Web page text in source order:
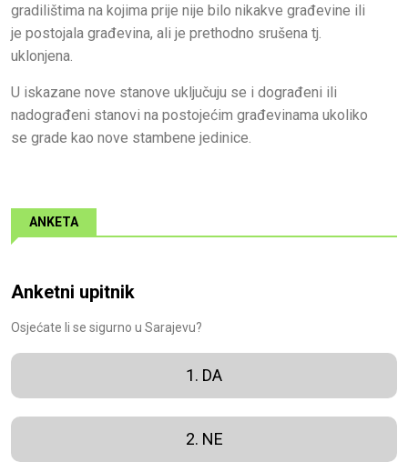
gradilištima na kojima prije nije bilo nikakve građevine ili
je postojala građevina, ali je prethodno srušena tj.
uklonjena.
U iskazane nove stanove uključuju se i dograđeni ili
nadograđeni stanovi na postojećim građevinama ukoliko
se grade kao nove stambene jedinice.
ANKETA
Anketni upitnik
Osjećate li se sigurno u Sarajevu?
1. DA
2. NE